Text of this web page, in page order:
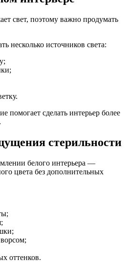
свет, поэтому важно продумать
несколько источников света:
помогает сделать интерьер более
стерильности
белого интерьера —
цвета без дополнительных
оттенков.